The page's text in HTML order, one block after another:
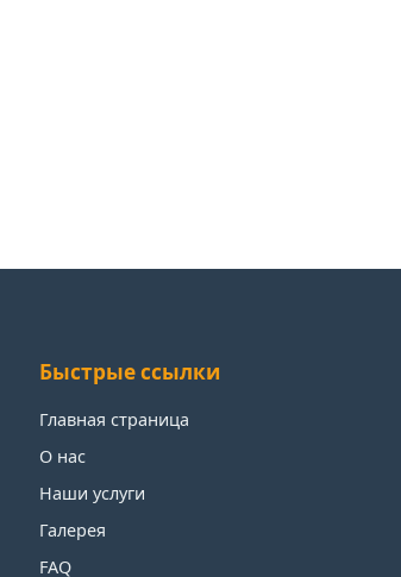
Быстрые ссылки
Главная страница
О нас
Наши услуги
Галерея
FAQ